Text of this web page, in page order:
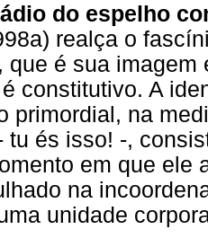
do espelho
realça o
que é sua
constitutivo. A
primordial, na
tu és isso! -,
em que ele
na
unidade